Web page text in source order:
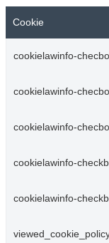
Cookie
cookielawinfo-
cookielawinfo-
cookielawinfo-
cookielawinfo-
cookielawinfo-